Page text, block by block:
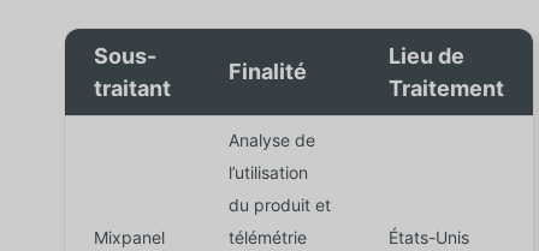
Sous-
traitant
Finalité
Lieu de
Traitement
Mixpanel
Analyse de
l’utilisation
du produit et
télémétrie
États-Unis